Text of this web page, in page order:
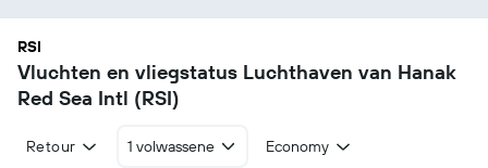
RSI
Vluchten en vliegstatus Luchthaven van Hanak
Red Sea Intl (RSI)
Retour 1 volwassene
Economy